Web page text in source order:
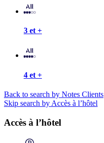
3 et +
4 et +
Back to search by Notes Clients
Skip search by Accès à l’hôtel
Accès à l’hôtel